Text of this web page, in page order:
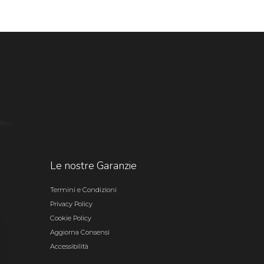
Le nostre Garanzie
Termini e Condizioni
Privacy Policy
Cookie Policy
Aggiorna Consensi
Accessibilità